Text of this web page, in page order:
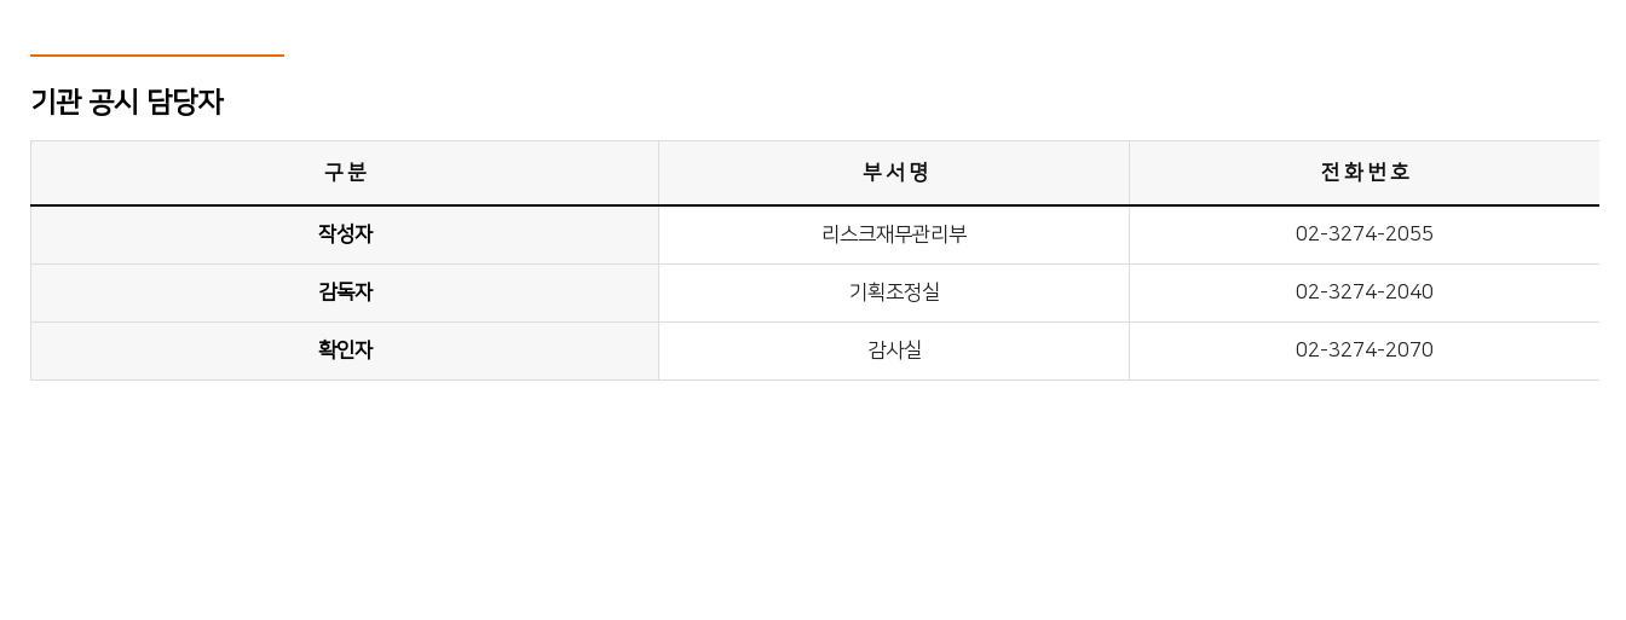
기관 공시 담당자
구 분 부 서 명 전 화 번 호
작성자 리스크재무관리부 02-3274-2055
감독자 기획조정실 02-3274-2040
확인자 감사실 02-3274-2070